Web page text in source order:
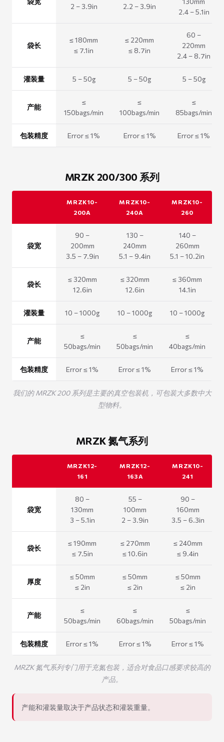
2 – 3.9in 2.2 – 3.9in
2.4 – 5.1in
袋长
≤ 180mm
≤ 7.1in
≤ 220mm
≤ 8.7in
60 –
220mm
2.4 – 8.7in
灌装量 5 – 50g 5 – 50g 5 – 50g
产能
≤
150bags/min
≤
100bags/min
≤
85bags/min
包装精度 Error ≤ 1% Error ≤ 1% Error ≤ 1%
MRZK 200/300 系列
MRZK10-
200A
MRZK10-
240A
MRZK10-
260
袋宽
90 –
200mm
3.5 – 7.9in
130 –
240mm
5.1 – 9.4in
140 –
260mm
5.1 – 10.2in
袋长
≤ 320mm
12.6in
≤ 320mm
12.6in
≤ 360mm
14.1in
灌装量 10 – 1000g 10 – 1000g 10 – 1000g
产能
≤
50bags/min
≤
50bags/min
≤
40bags/min
包装精度 Error ≤ 1% Error ≤ 1% Error ≤ 1%
我们的 MRZK 200 系列是主要的真空包装机，可包装大多数中大
型物料。
MRZK 氮气系列
MRZK12-
161
MRZK12-
163A
MRZK10-
241
袋宽
80 –
130mm
3 – 5.1in
55 –
100mm
2 – 3.9in
90 –
160mm
3.5 – 6.3in
袋长
≤ 190mm
≤ 7.5in
≤ 270mm
≤ 10.6in
≤ 240mm
≤ 9.4in
厚度
≤ 50mm
≤ 2in
≤ 50mm
≤ 2in
≤ 50mm
≤ 2in
产能
≤
50bags/min
≤
60bags/min
≤
50bags/min
包装精度 Error ≤ 1% Error ≤ 1% Error ≤ 1%
MRZK 氮气系列专门用于充氮包装，适合对食品口感要求较高的
产品。
产能和灌装量取决于产品状态和灌装重量。